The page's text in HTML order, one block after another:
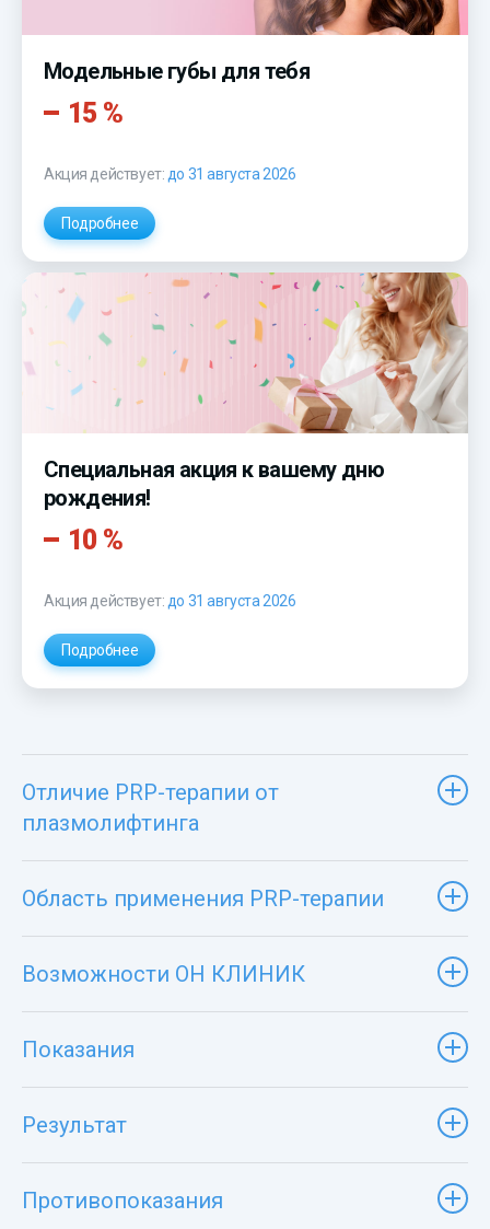
Модельные губы для тебя
15 %
Акция действует: до 31 августа 2026
Подробнее
Специальная акция к вашему дню
рождения!
10 %
Акция действует: до 31 августа 2026
Подробнее
Отличие PRP-терапии от
плазмолифтинга
Область применения PRP-терапии
Возможности ОН КЛИНИК
Показания
Результат
Противопоказания